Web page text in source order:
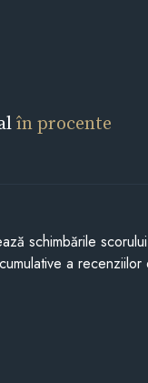
în procente
schimbările
a